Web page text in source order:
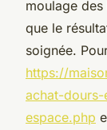
moulage
que le
soignée.
https://
achat-
espace.php